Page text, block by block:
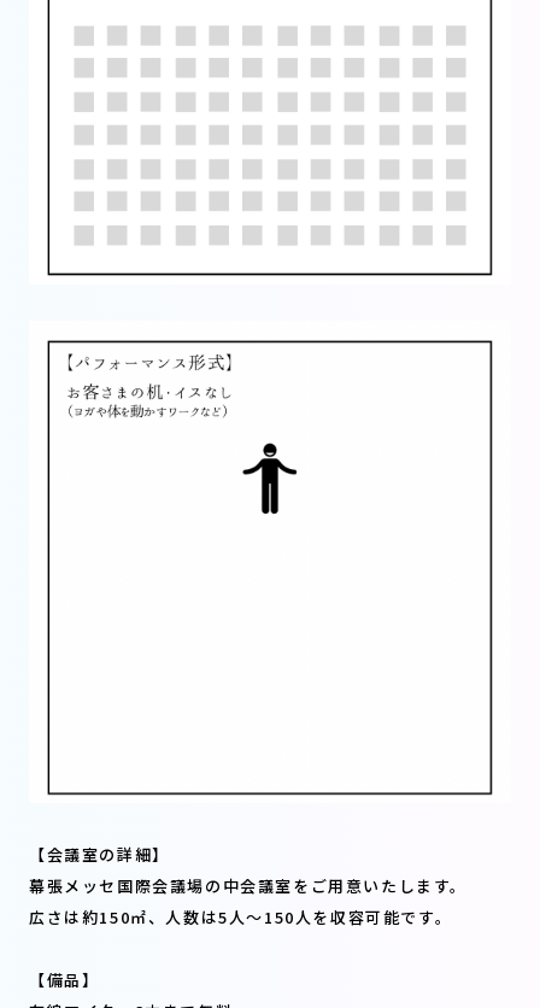
【会議室の詳細】
幕張メッセ国際会議場の中会議室をご用意いたします。
広さは約150㎡、人数は5人〜150人を収容可能です。
【備品】